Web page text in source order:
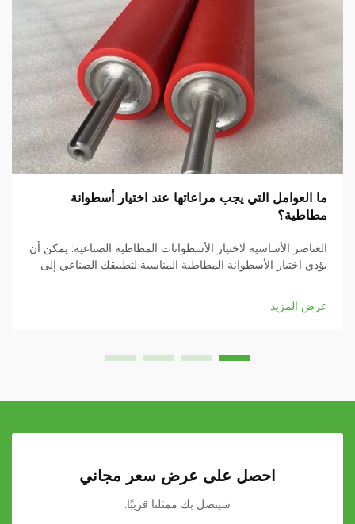
ما العوامل التي يجب مراعاتها عند اختيار أسطوانة
مطاطية؟
العناصر الأساسية لاختيار الأسطوانات المطاطية الصناعية: يمكن أن
يؤدي اختيار الأسطوانة المطاطية المناسبة لتطبيقك الصناعي إلى
سواء كنت تعمل في مجال الطباعة...
عرض المزيد
احصل على عرض سعر مجاني
سيتصل بك ممثلنا قريبًا.